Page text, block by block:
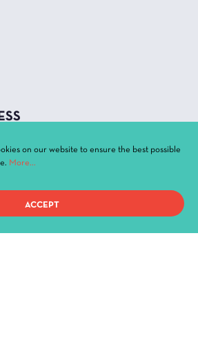
on our website to ensure the best possible
More...
ACCEPT